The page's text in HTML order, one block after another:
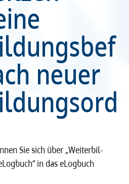
neuer
Sie sich über „Wei­ter­bil­
in das eLog­buch